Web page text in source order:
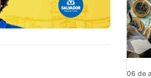
06 de